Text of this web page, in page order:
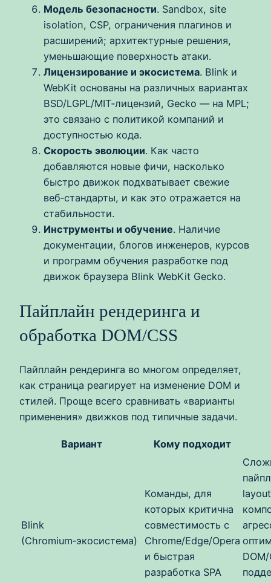
Модель безопасности. Sandbox, site
isolation, CSP, ограничения плагинов и
расширений; архитектурные решения,
уменьшающие поверхность атаки.
Лицензирование и экосистема. Blink и
WebKit основаны на различных вариантах
BSD/LGPL/MIT‑лицензий, Gecko — на MPL;
это связано с политикой компаний и
доступностью кода.
Скорость эволюции. Как часто
добавляются новые фичи, насколько
быстро движок подхватывает свежие
веб‑стандарты, и как это отражается на
стабильности.
Инструменты и обучение. Наличие
документации, блогов инженеров, курсов
и программ обучения разработке под
движок браузера Blink WebKit Gecko.
Пайплайн рендеринга и
обработка DOM/CSS
Пайплайн рендеринга во многом определяет,
как страница реагирует на изменение DOM и
стилей. Проще всего сравнивать «варианты
применения» движков под типичные задачи.
Вариант Кому подходит
Blink
(Chromium‑экосистема)
Команды, для
которых критична
совместимость с
Chrome/Edge/Opera
и быстрая
разработка SPA